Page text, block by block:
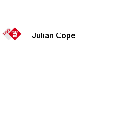
Julian Cope